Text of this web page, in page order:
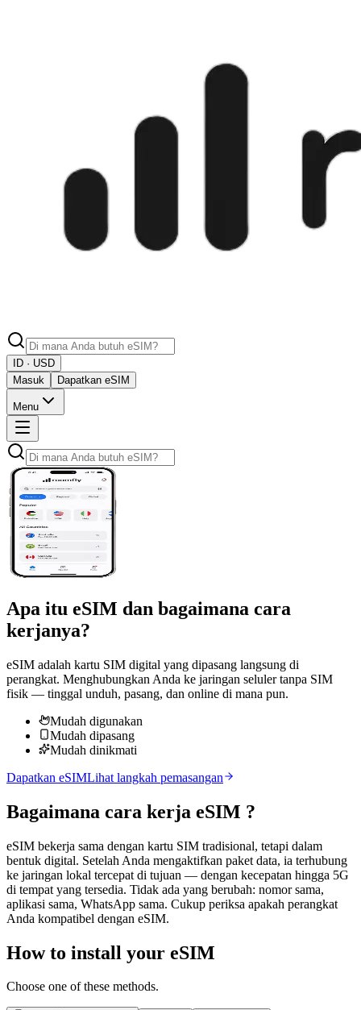
ID · USD
Masuk
Dapatkan eSIM
Menu
Apa itu eSIM dan bagaimana cara
kerjanya?
eSIM adalah kartu SIM digital yang dipasang langsung di
perangkat. Menghubungkan Anda ke jaringan seluler tanpa SIM
fisik — tinggal unduh, pasang, dan online di mana pun.
Mudah digunakan
Mudah dipasang
Mudah dinikmati
Dapatkan eSIMLihat langkah pemasangan
Bagaimana cara kerja eSIM ?
eSIM bekerja sama dengan kartu SIM tradisional, tetapi dalam
bentuk digital. Setelah Anda mengaktifkan paket data, ia terhubung
ke jaringan lokal tercepat di tujuan — dengan kecepatan hingga 5G
di tempat yang tersedia. Tidak ada yang berubah: nomor sama,
aplikasi sama, WhatsApp sama. Cukup periksa apakah perangkat
Anda kompatibel dengan eSIM.
How to install your eSIM
Choose one of these methods.